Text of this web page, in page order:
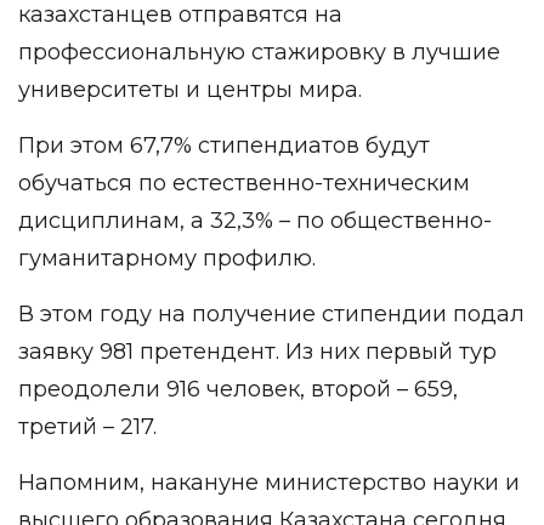
казахстанцев отправятся на
профессиональную стажировку в лучшие
университеты и центры мира.
При этом 67,7% стипендиатов будут
обучаться по естественно-техническим
дисциплинам, а 32,3% – по общественно-
гуманитарному профилю.
В этом году на получение стипендии подал
заявку 981 претендент. Из них первый тур
преодолели 916 человек, второй – 659,
третий – 217.
Напомним, накануне министерство науки и